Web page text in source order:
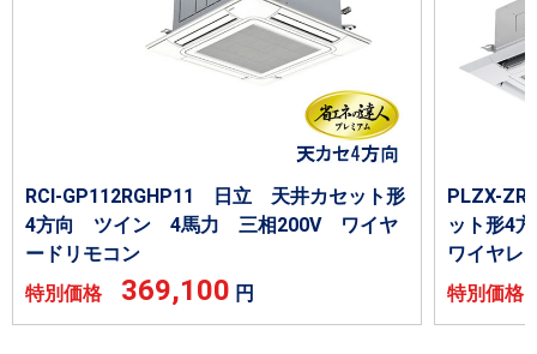
RCI-GP112RGHP11 日立 天井カセット形
4方向 ツイン 4馬力 三相200V ワイヤ
ードリモコン
特別価格 369,100 円
PLZX-
ット形4
ワイヤレ
特別価